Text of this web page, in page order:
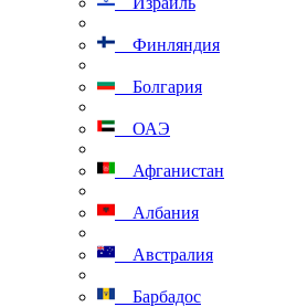
Финляндия
Болгария
ОАЭ
Афганистан
Албания
Австралия
Барбадос